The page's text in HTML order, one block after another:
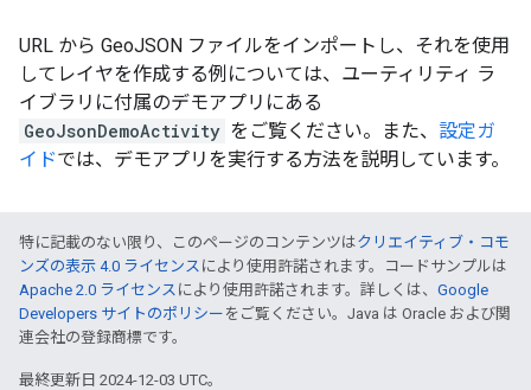
URL から GeoJSON ファイルをインポートし、それを使用
してレイヤを作成する例については、ユーティリティ ラ
イブラリに付属のデモアプリにある
GeoJsonDemoActivity をご覧ください。また、 設定ガ
イドでは、デモアプリを実行する方法を説明しています。
特に記載のない限り、このページのコンテンツはクリエイティブ・コモ
ンズの表示 4.0 ライセンス により使用許諾されます。コードサンプルは
Apache 2.0 ライセンス により使用許諾されます。詳しくは、 Google
Developers サイトのポリシー をご覧ください。Java は Oracle および関
連会社の登録商標です。
最終更新日 2024-12-03 UTC。